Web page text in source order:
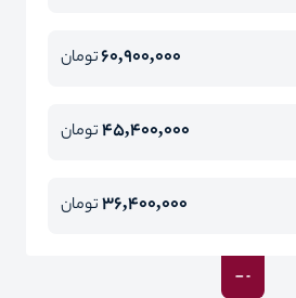
60,900,000تومان
45,400,000تومان
36,400,000تومان